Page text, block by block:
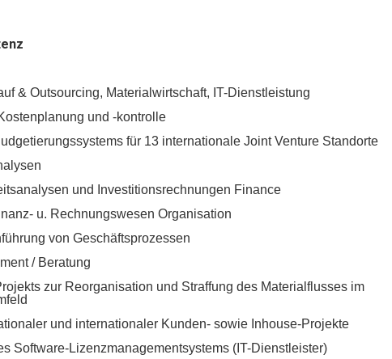
& Outsourcing, Materialwirtschaft, IT-Dienstleistung
und -kontrolle
für 13 internationale Joint Venture Standorte
und Investitionsrechnungen Finance
u. Rechnungswesen Organisation
von Geschäftsprozessen
/ Beratung
zur Reorganisation und Straffung des Materialflusses im
und internationaler Kunden- sowie Inhouse-Projekte
Software-Lizenzmanagementsystems (IT-Dienstleister)